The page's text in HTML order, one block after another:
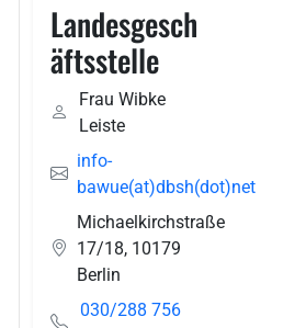
Landesgesch
äftsstelle
Frau Wibke
Leiste
info-
bawue(at)dbsh(dot)net
Michaelkirchstraße
17/18, 10179
Berlin
030/288 756